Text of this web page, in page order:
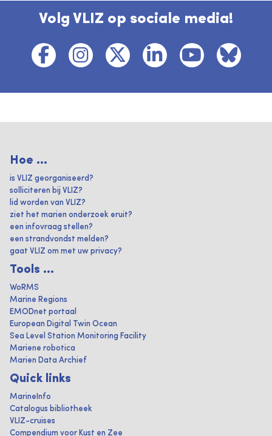
Volg VLIZ op sociale media!
Hoe ...
is VLIZ georganiseerd?
solliciteren bij VLIZ?
lid worden van VLIZ?
ziet het marien onderzoek eruit?
een infovraag stellen?
een strandvondst melden?
gaat VLIZ om met uw privacy?
Tools ...
WoRMS
Marine Regions
EMODnet portaal
European Digital Twin Ocean
Sea Level Station Monitoring Facility
Mariene robotica
Marien Data Archief
Quick links
MarineInfo
Catalogus bibliotheek
VLIZ-cruises
Compendium voor Kust en Zee